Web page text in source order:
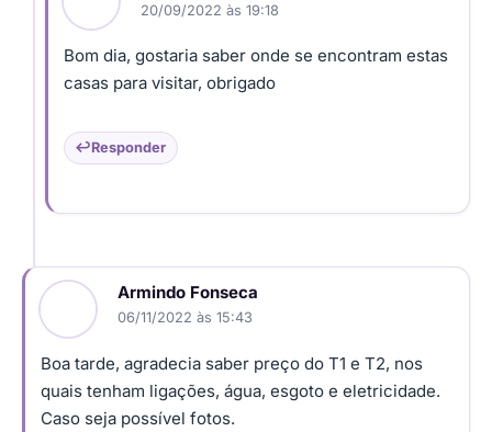
20/09/2022 às 19:18
Bom dia, gostaria saber onde se encontram estas
casas para visitar, obrigado
Responder
Armindo Fonseca
06/11/2022 às 15:43
Boa tarde, agradecia saber preço do T1 e T2, nos
quais tenham ligações, água, esgoto e eletricidade.
Caso seja possível fotos.